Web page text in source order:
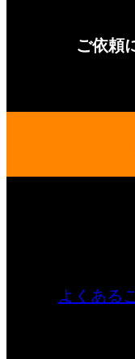
ご依頼
よくある